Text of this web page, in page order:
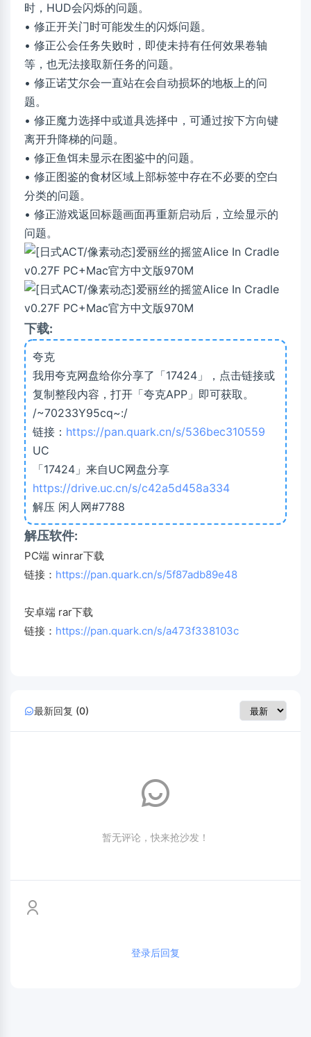
时，HUD会闪烁的问题。
• 修正开关门时可能发生的闪烁问题。
• 修正公会任务失败时，即使未持有任何效果卷轴
等，也无法接取新任务的问题。
• 修正诺艾尔会一直站在会自动损坏的地板上的问
题。
• 修正魔力选择中或道具选择中，可通过按下方向键
离开升降梯的问题。
• 修正鱼饵未显示在图鉴中的问题。
• 修正图鉴的食材区域上部标签中存在不必要的空白
分类的问题。
• 修正游戏返回标题画面再重新启动后，立绘显示的
问题。
下载:
夸克
我用夸克网盘给你分享了「17424」，点击链接或
复制整段内容，打开「夸克APP」即可获取。
/~70233Y95cq~:/
链接： https://pan.quark.cn/s/536bec310559
UC
「17424」来自UC网盘分享
https://drive.uc.cn/s/c42a5d458a334
解压 闲人网#7788
解压软件:
PC端 winrar下载
链接： https://pan.quark.cn/s/5f87adb89e48
安卓端 rar下载
链接： https://pan.quark.cn/s/a473f338103c
最新回复 (0)
暂无评论，快来抢沙发！
登录后回复